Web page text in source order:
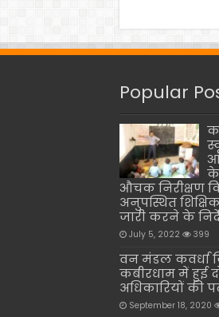
Popular
औचक निरीक्षण
अनुपस्थित
जारी करने के
July 5, 2022 399
वन मंडल कवर्धा
कबीरधाम में हुई
अधिकारियों की
September 18, 2020